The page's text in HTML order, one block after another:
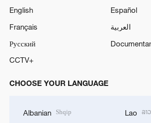
English
Español
Français
العربية
Русский
CCTV+
CHOOSE YOUR LANGUAGE
Albanian Shqip Lao ລາວ